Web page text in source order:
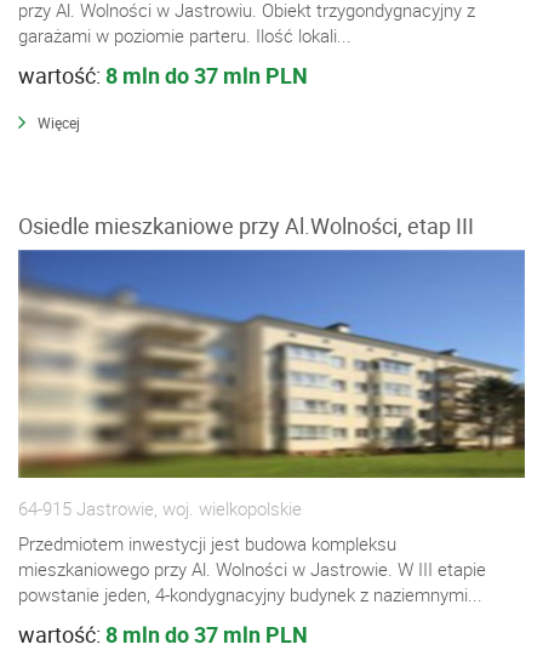
przy Al. Wolności w Jastrowiu. Obiekt trzygondygnacyjny z
garażami w poziomie parteru. Ilość lokali...
wartość: 8 mln do 37 mln PLN
Więcej
Osiedle mieszkaniowe przy Al.Wolności, etap III
64-915 Jastrowie, woj. wielkopolskie
Przedmiotem inwestycji jest budowa kompleksu
mieszkaniowego przy Al. Wolności w Jastrowie. W III etapie
powstanie jeden, 4-kondygnacyjny budynek z naziemnymi...
wartość: 8 mln do 37 mln PLN